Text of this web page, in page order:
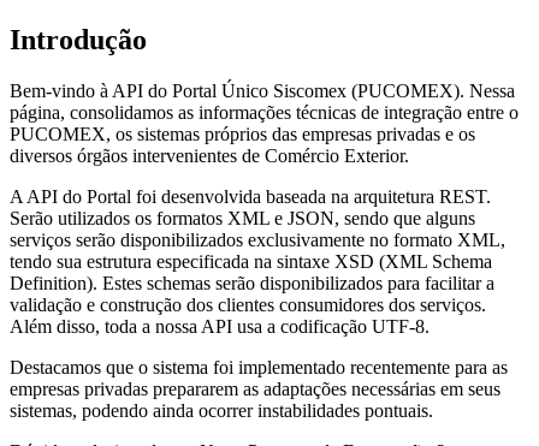
Introdução
Bem-vindo à API do Portal Único Siscomex (PUCOMEX). Nessa
página, consolidamos as informações técnicas de integração entre o
PUCOMEX, os sistemas próprios das empresas privadas e os
diversos órgãos intervenientes de Comércio Exterior.
A API do Portal foi desenvolvida baseada na arquitetura REST.
Serão utilizados os formatos XML e JSON, sendo que alguns
serviços serão disponibilizados exclusivamente no formato XML,
tendo sua estrutura especificada na sintaxe XSD (XML Schema
Definition). Estes schemas serão disponibilizados para facilitar a
validação e construção dos clientes consumidores dos serviços.
Além disso, toda a nossa API usa a codificação UTF-8.
Destacamos que o sistema foi implementado recentemente para as
empresas privadas prepararem as adaptações necessárias em seus
sistemas, podendo ainda ocorrer instabilidades pontuais.